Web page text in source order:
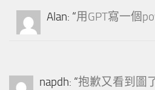
Alan: “用GPT寫一個
napdh: “抱歉又看到圖